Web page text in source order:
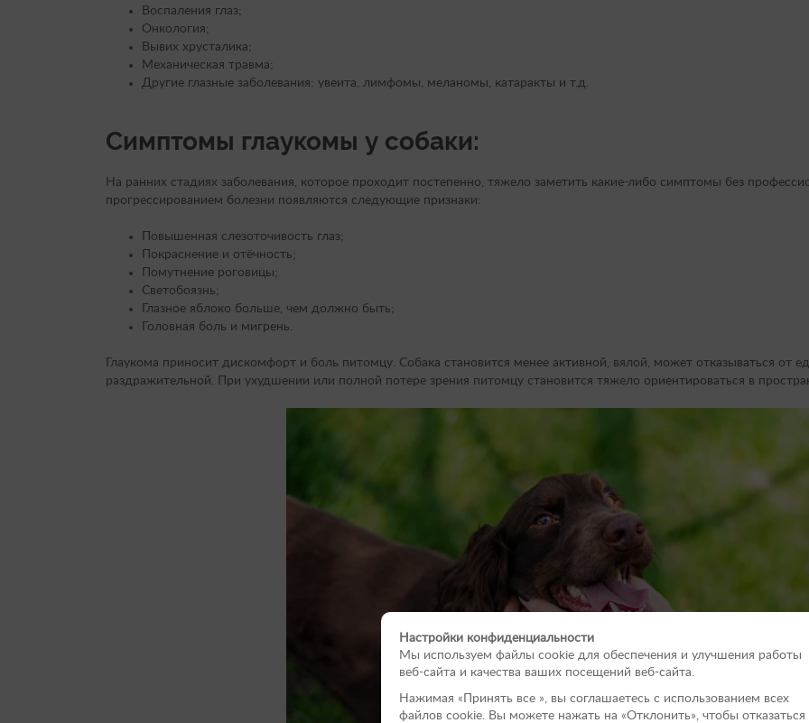
Воспаления глаз;
Онкология;
Вывих хрусталика;
Механическая травма;
Другие глазные заболевания: увеита, лимфомы, меланомы, катаракты и т.д.
Симптомы глаукомы у собаки:
На ранних стадиях заболевания, которое проходит постепенно, тяжело заметить какие-либо симптомы без
прогрессированием болезни появляются следующие признаки:
Повышенная слезоточивость глаз;
Покраснение и отёчность;
Помутнение роговицы;
Светобоязнь;
Глазное яблоко больше, чем должно быть;
Головная боль и мигрень.
Глаукома приносит дискомфорт и боль питомцу. Собака становится менее активной, вялой, может отказываться от
раздражительной. При ухудшении или полной потере зрения питомцу становится тяжело ориентироваться в
Настройки конфиденциальности
Мы используем файлы cookie для обеспечения и улучшения работы
веб-сайта и качества ваших посещений веб-сайта.
Нажимая «Принять вce », вы соглашаетесь с использованием всех
файлов cookie. Вы можете нажать на «Отклонить», чтобы отказаться